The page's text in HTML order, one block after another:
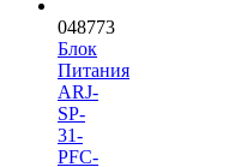
048773
Блок
Питания
ARJ-
SP-
31-
PFC-